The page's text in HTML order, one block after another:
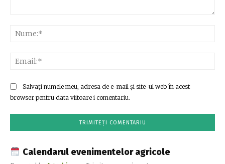
Salvați numele meu, adresa de e-mail și site-ul web în acest
browser pentru data viitoare i comentariu.
Calendarul evenimentelor agricole